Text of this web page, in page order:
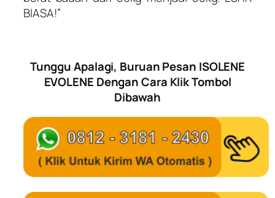
BIASA!”
Tunggu Apalagi, Buruan Pesan ISOLENE
EVOLENE Dengan Cara Klik Tombol
Dibawah